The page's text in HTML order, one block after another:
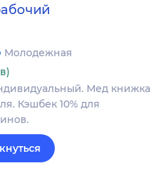
Молодежная
Мед книжка
Кэшбек 10% для